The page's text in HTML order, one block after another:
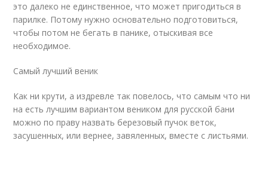
это далеко не единственное, что может пригодиться в
парилке. Потому нужно основательно подготовиться,
чтобы потом не бегать в панике, отыскивая все
необходимое.
Самый лучший веник
Как ни крути, а издревле так повелось, что самым что ни
на есть лучшим вариантом веником для русской бани
можно по праву назвать березовый пучок веток,
засушенных, или вернее, завяленных, вместе с листьями.